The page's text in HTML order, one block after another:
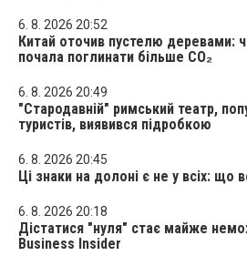
6. 8. 2026 20:52
Китай оточив пустелю деревами:
почала поглинати більше CO₂
6. 8. 2026 20:49
"Стародавній" римський театр,
туристів, виявився підробкою
6. 8. 2026 20:45
Ці знаки на долоні є не у всіх: що
6. 8. 2026 20:18
Дістатися "нуля" стає майже
Business Insider